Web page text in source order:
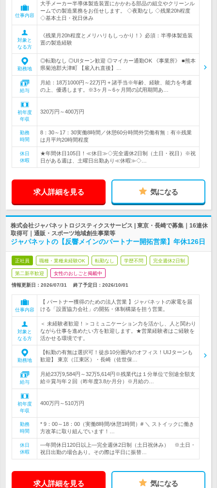
仕事内容
大手メーカー半導体製造装置にかかわる部品の組立やクリーンル
ームでの製造業務をお任せします。 ◇夜勤なし ◇残業20h程度
◇基本土日・祝日休み
対象と
なる方
《残業月20h程度とメリハリもしっかり！》必須：半導体製造装
置の製造経験
勤務地
◎転勤なし ◎UIターン歓迎 ◎マイカー通勤OK 《事業所》 ■熊本
県菊池郡大津町 【雇入れ直後】…
給与
月給：18万1000円～22万円 + 諸手当※年齢、経験、能力を考慮
の上、優遇します。※3ヶ月～6ヶ月間の試用期間あ…
初年度
年収
320万円～400万円
勤務
時間
8：30～17：30実働8時間／休憩60分時間外労働有無：有※残業
は月平均20時間程度
休日
休暇
★年間休日105日！≪休日≫◇完全週休2日制（土日・祝日）※祝
日がある週は、土曜日出勤あり≪休暇≫◇…
求人詳細を見る 気になる
株式会社ジャパネットロジスティクスサービス | 東京・長崎で募集｜16連休
取得可｜通販・スポーツ地域創生事業等
ジャパネットの【反響メインのパートナー開拓営業】年休126日
正社員 職種・業種未経験OK 転勤なし 学歴不問 完全週休2日制
第二新卒歓迎 女性のおしごと掲載中
情報更新日：2026/07/31 終了予定日： 2026/10/01
仕事内容
【 パートナー獲得のための法人営業 】ジャパネットの家電を届
ける「設置協力会社」の開拓・体制構築を担う営業。
対象と
なる方
＜ 未経験者歓迎！＞コミュニケーション力を活かし、人と関わり
ながら仕事を進めたい方を歓迎します。★営業経験者はご経験を
活かせる環境です。
勤務地
【転勤の有無は選択可！徒歩10分圏内のオフィス！UIJターンも
歓迎】 東京（江東区）・長崎（佐世保…
給与
月給23万9,584円～32万5,614円※残業代は１分単位で別途全額支
給※賞与年２回（昨年度3.8か月分）※月給の…
初年度
年収
400万円～510万円
勤務
時間
* 9：00～18：00（実働8時間/休憩1時間）# ＼ ストイックに働き
方改革に取り組んでいます！…
休日
休暇
―年間休日120日以上―完全週休2日制（土日祝休み） ※土日・
祝日出勤の場合あり。その際は平日に振替…
求人詳細を見る 気になる